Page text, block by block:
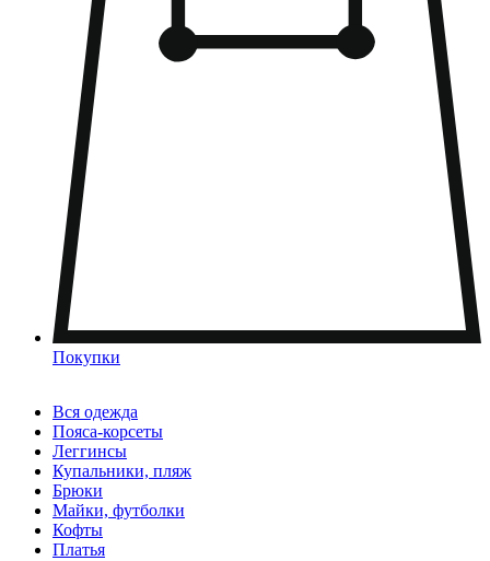
Покупки
Вся одежда
Пояса-корсеты
Леггинсы
Купальники, пляж
Брюки
Майки, футболки
Кофты
Платья